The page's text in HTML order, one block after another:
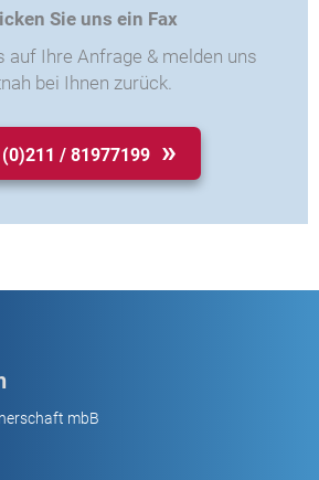
Sie uns ein Fax
auf Ihre Anfrage & melden uns
bei Ihnen zurück.
/ 81977199
mbB